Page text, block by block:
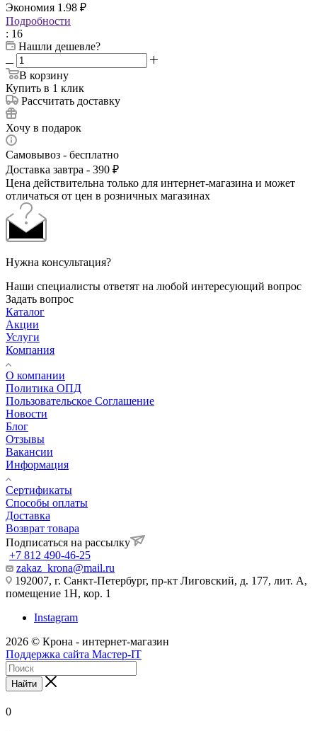
Экономия 1.98 ₽
Подробности
: 16
Нашли дешевле?
В корзину
Купить в 1 клик
Рассчитать доставку
Хочу в подарок
Самовывоз - бесплатно
Доставка завтра - 390 ₽
Цена действительна только для интернет-магазина и может
отличаться от цен в розничных магазинах
Нужна консультация?
Наши специалисты ответят на любой интересующий вопрос
Задать вопрос
Каталог
Акции
Услуги
Компания
О компании
Политика ОПД
Пользовательское Соглашение
Новости
Блог
Отзывы
Вакансии
Информация
Сертификаты
Способы оплаты
Доставка
Возврат товара
Подписаться на рассылку
+7 812 490-46-25
zakaz_krona@mail.ru
192007, г. Санкт-Петербург, пр-кт Лиговский, д. 177, лит. А,
помещение 1Н, кор. 1
Instagram
2026 © Крона - интернет-магазин
Поддержка сайта Мастер-IT
Найти
0